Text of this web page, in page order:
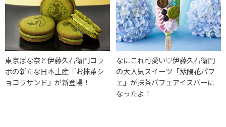
東京ばな奈と伊藤久右衛門コラ
ボの新たな日本土産『お抹茶シ
ョコラサンド』が新登場！
なにこれ可愛い♡伊藤久右衛門
の大人気スイーツ「紫陽花パフ
ェ」が抹茶パフェアイスバーに
なったよ！